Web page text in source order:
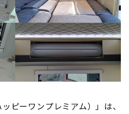
ピーワンプレミアム）」は、